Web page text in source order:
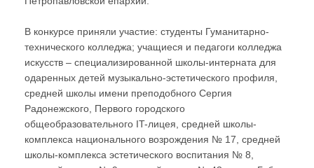
В конкурсе приняли участие: студенты Гуманитарно-
технического колледжа; учащиеся и педагоги колледжа
искусств – специализированной школы-интерната для
одаренных детей музыкально-эстетического профиля,
средней школы имени преподобного Сергия
Радонежского, Первого городского
общеобразовательного IT-лицея, средней школы-
комплекса национального возрождения № 17, средней
школы-комплекса эстетического воспитания № 8,